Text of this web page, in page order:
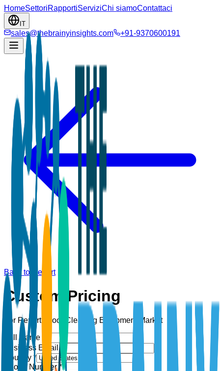
HomeSettoriRapportiServiziChi siamoContattaci
IT
sales@thebrainyinsights.com +91-9370600191
Back to Report
Custom Pricing
For Report: Floor Cleaning Equipment Market
Full Name *
Business Email *
Country *
Phone Number *